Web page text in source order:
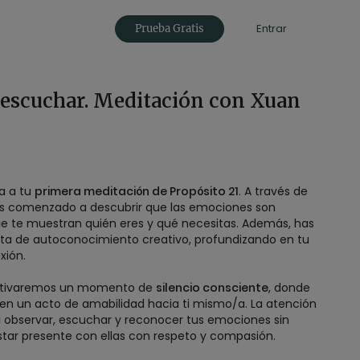
Prueba Gratis Entrar
Meditación con Xuan
a tu primera meditación de Propósito 21. A través de
comenzado a descubrir que las emociones son
te muestran quién eres y qué necesitas. Además, has
de autoconocimiento creativo, profundizando en tu
un momento de silencio consciente, donde
un acto de amabilidad hacia ti mismo/a. La atención
escuchar y reconocer tus emociones sin
presente con ellas con respeto y compasión.